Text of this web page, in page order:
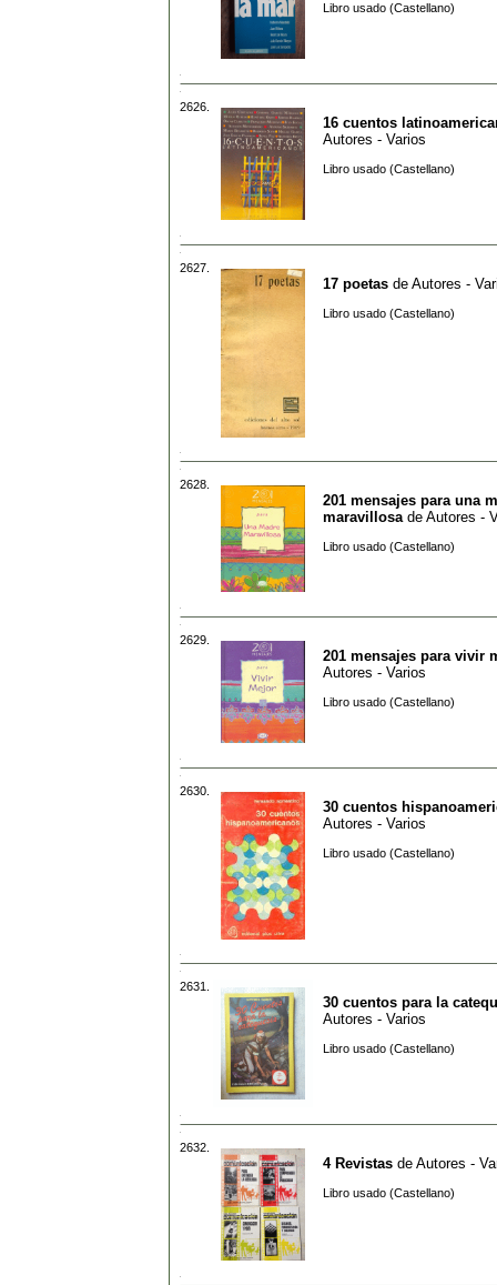
Libro usado (Castellano)
2626.
16 cuentos
Autores - Varios
Libro usado (Castellano)
2627.
17 poetas de Autores -
Libro usado (Castellano)
2628.
201 mensajes para una
maravillosa de Autores -
Libro usado (Castellano)
2629.
201 mensajes para vivir
Autores - Varios
Libro usado (Castellano)
2630.
30 cuentos
Autores - Varios
Libro usado (Castellano)
2631.
30 cuentos para la
Autores - Varios
Libro usado (Castellano)
2632.
4 Revistas de Autores -
Libro usado (Castellano)